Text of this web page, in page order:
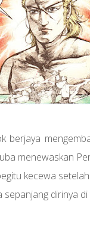
menewaskan
kecewa
dirinya di